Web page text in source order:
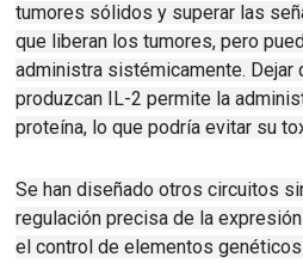
tumores sólidos y superar las
que liberan los tumores, pero
administra sistémicamente. Dejar
produzcan IL-2permite la
proteína, lo que podría evitar su
Se han diseñado otros circuitos
regulación precisa de la
el control de elementos